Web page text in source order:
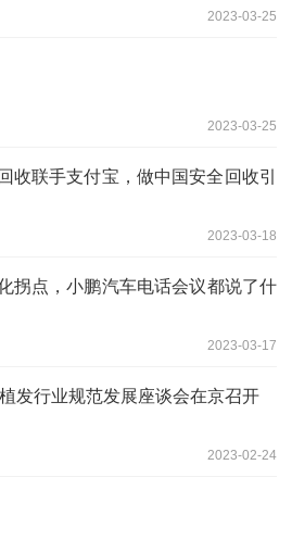
2023-03-25
2023-03-25
收联手支付宝，做中国安全回收引
2023-03-18
拐点，小鹏汽车电话会议都说了什
2023-03-17
发行业规范发展座谈会在京召开
2023-02-24